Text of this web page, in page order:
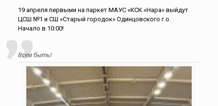
19 апреля первыми на паркет МАУС «КСК «Нара» выйдут
ЦСШ №1 и СШ «Старый городок» Одинцовского г.о.
Начало в 10:00!
Всем быть!